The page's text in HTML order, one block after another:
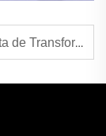
Ferramenta de Transformação Digital Industrial - Impressora 3D de Molde de Areia